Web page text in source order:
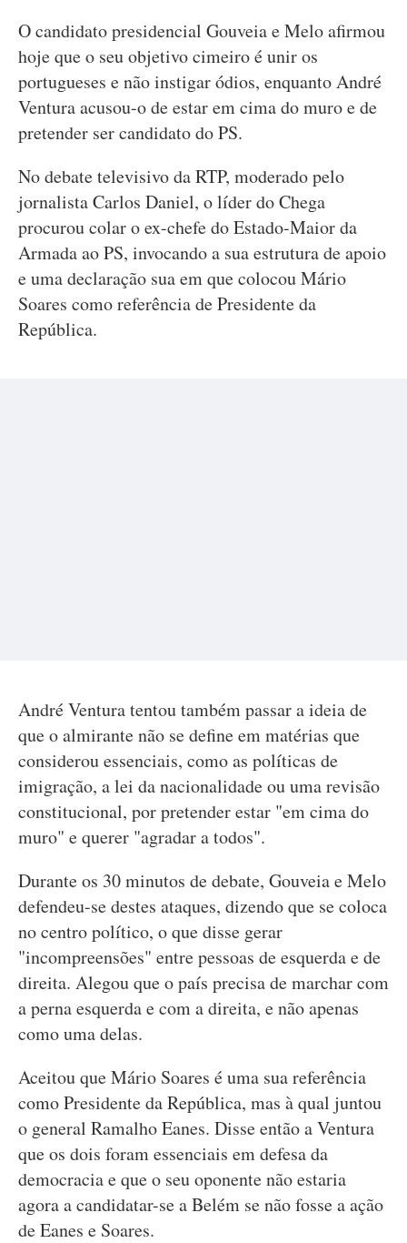
O candidato presidencial Gouveia e Melo afirmou
hoje que o seu objetivo cimeiro é unir os
portugueses e não instigar ódios, enquanto André
Ventura acusou-o de estar em cima do muro e de
pretender ser candidato do PS.
No debate televisivo da RTP, moderado pelo
jornalista Carlos Daniel, o líder do Chega
procurou colar o ex-chefe do Estado-Maior da
Armada ao PS, invocando a sua estrutura de apoio
e uma declaração sua em que colocou Mário
Soares como referência de Presidente da
República.
André Ventura tentou também passar a ideia de
que o almirante não se define em matérias que
considerou essenciais, como as políticas de
imigração, a lei da nacionalidade ou uma revisão
constitucional, por pretender estar "em cima do
muro" e querer "agradar a todos".
Durante os 30 minutos de debate, Gouveia e Melo
defendeu-se destes ataques, dizendo que se coloca
no centro político, o que disse gerar
"incompreensões" entre pessoas de esquerda e de
direita. Alegou que o país precisa de marchar com
a perna esquerda e com a direita, e não apenas
como uma delas.
Aceitou que Mário Soares é uma sua referência
como Presidente da República, mas à qual juntou
o general Ramalho Eanes. Disse então a Ventura
que os dois foram essenciais em defesa da
democracia e que o seu oponente não estaria
agora a candidatar-se a Belém se não fosse a ação
de Eanes e Soares.